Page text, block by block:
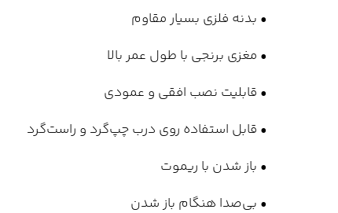
• بدنه فلزی بسیار مقاوم
• مغزی برنجی با طول عمر بالا
• قابلیت نصب افقی و عمودی
• قابل استفاده روی درب چپ‌گرد و راست‌گرد
• باز شدن با ریموت
• بی‌صدا هنگام باز شدن